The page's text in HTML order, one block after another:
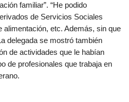
familiar”. “He podido
de Servicios Sociales
alimentación, etc. Además, sin que
delegada se mostró también
de actividades que le habían
de profesionales que trabaja en